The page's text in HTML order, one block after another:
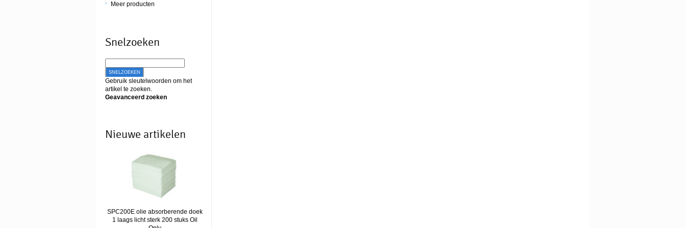
Meer producten
Snelzoeken
SNELZOEKEN
Gebruik sleutelwoorden om het
artikel te zoeken.
Geavanceerd zoeken
Nieuwe artikelen
SPC200E olie absorberende doek
1 laags licht sterk 200 stuks Oil